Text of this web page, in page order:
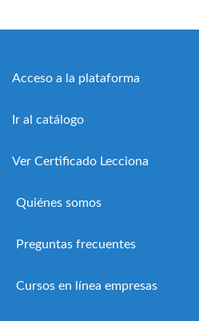
Acceso a la plataforma
Ir al catálogo
Ver Certificado Lecciona
Quiénes somos
Preguntas frecuentes
Cursos en línea empresas